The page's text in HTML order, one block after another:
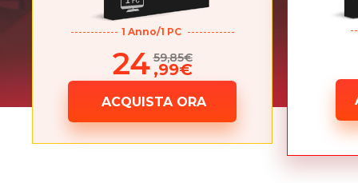
1 Anno/1 PC
24 59,85€
,99€
ACQUISTA ORA